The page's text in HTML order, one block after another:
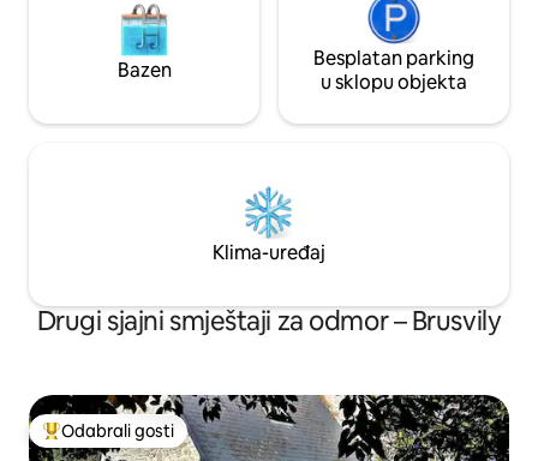
Bazen
Besplatan parking
u sklopu objekta
Klima-uređaj
Drugi sjajni smještaji za odmor – Brusvily
Među najviše rangiranima s oznakom „Odabrali gosti”
Odabrali gosti